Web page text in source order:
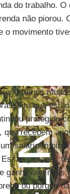
do trabalho.
não piorou.
o movimento
temos
que
protegido
recebem
salário
pessoas
ganhavam mais
ou porque